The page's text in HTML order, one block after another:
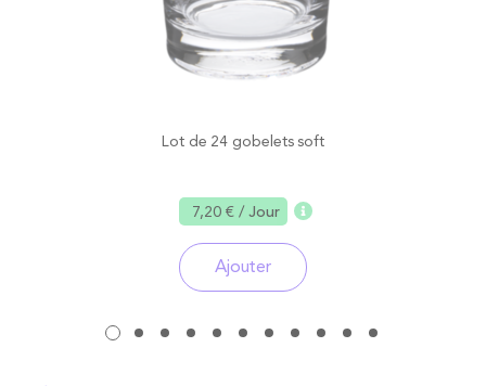
Lot de 24 gobelets soft
7,20 €/ Jour
Ajouter